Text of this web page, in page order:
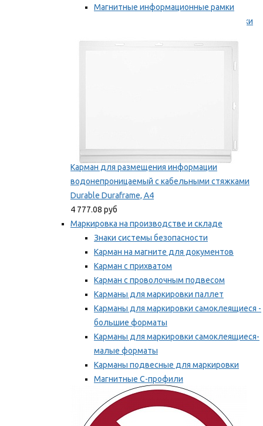
Магнитные информационные рамки
Самоклеящиеся информационные рамки
Карман для размещения информации
водонепроницаемый с кабельными стяжками
Durable Duraframe, А4
4 777.08 руб
Маркировка на производстве и складе
Знаки системы безопасности
Карман на магните для документов
Карман с прихватом
Карман с проволочным подвесом
Карманы для маркировки паллет
Карманы для маркировки самоклеящиеся -
большие форматы
Карманы для маркировки самоклеящиеся-
малые форматы
Карманы подвесные для маркировки
Магнитные С-профили
Напольная маркировка
Мы рекомендуем